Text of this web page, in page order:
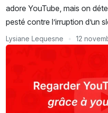
adore YouTube, mais on
pesté contre l’irruption d’un
Lysiane Lequesne 12